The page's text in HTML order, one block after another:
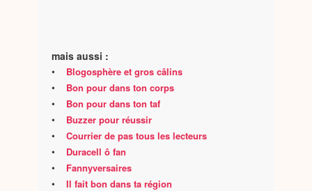
mais aussi :
• Blogosphère et gros câlins
• Bon pour dans ton corps
• Bon pour dans ton taf
• Buzzer pour réussir
• Courrier de pas tous les lecteurs
• Duracell ô fan
• Fannyversaires
• Il fait bon dans ta région